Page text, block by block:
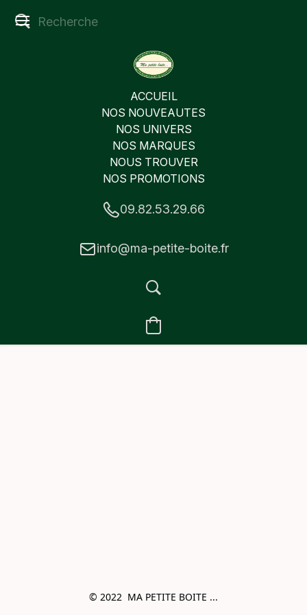
ACCUEIL
NOS NOUVEAUTES
NOS UNIVERS
NOS MARQUES
NOUS TROUVER
NOS PROMOTIONS
09.82.53.29.66
info@ma-petite-boite.fr
© 2022  MA PETITE BOITE ...